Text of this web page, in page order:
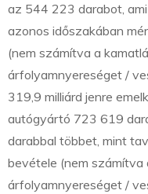
az 544 223 darabot,
azonos időszakában
(nem számítva a
árfolyamnyereséget /
319,9 milliárd jenre
autógyártó 723 619
darabbal többet, mint
bevétele (nem
árfolyamnyereséget /